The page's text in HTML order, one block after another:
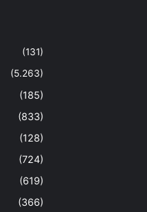
(131)
(5.263)
(185)
(833)
(128)
(724)
(619)
(366)